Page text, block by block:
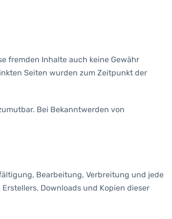
fremden Inhalte auch keine Gewähr
Seiten wurden zum Zeitpunkt der
Bei Bekanntwerden von
Bearbeitung, Verbreitung und jede
Downloads und Kopien dieser